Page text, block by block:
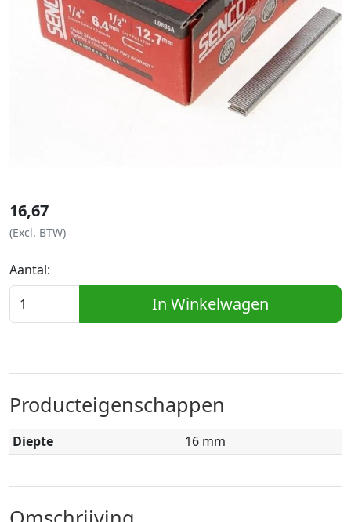
16,67
(Excl. BTW)
Aantal:
In Winkelwagen
Producteigenschappen
Diepte 16 mm